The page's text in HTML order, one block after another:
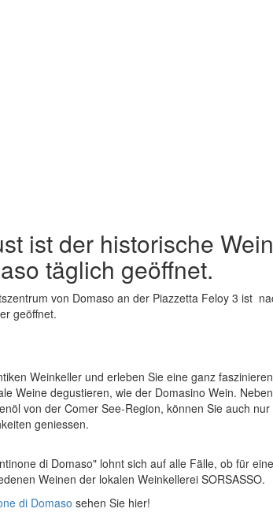
ist der historische
täglich geöffnet.
von Domaso an der Piazzetta Feloy 3 ist
geöffnet.
Weinkeller und erleben Sie eine ganz
Weine degustieren, wie der Domasino Wein.
von der Comer See-Region, können Sie auch
geniessen.
di Domaso" lohnt sich auf alle Fälle, ob für
Weinen der lokalen Weinkellerei SORSASSO.
di Domaso sehen Sie hier!